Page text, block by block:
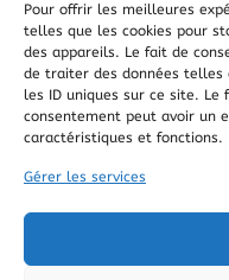
Pour offrir les meilleures
telles que les cookies pour
des appareils. Le fait de
de traiter des données telles
les ID uniques sur ce site.
consentement peut avoir un
caractéristiques et fonctions.
Gérer les services